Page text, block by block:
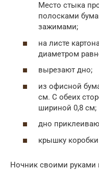
Место стыка
полосками
зажимами;
на листе
диаметром
вырезают дно;
из офисной
см. С обеих
шириной 0,8 см;
дно
крышку
Ночник своими руками